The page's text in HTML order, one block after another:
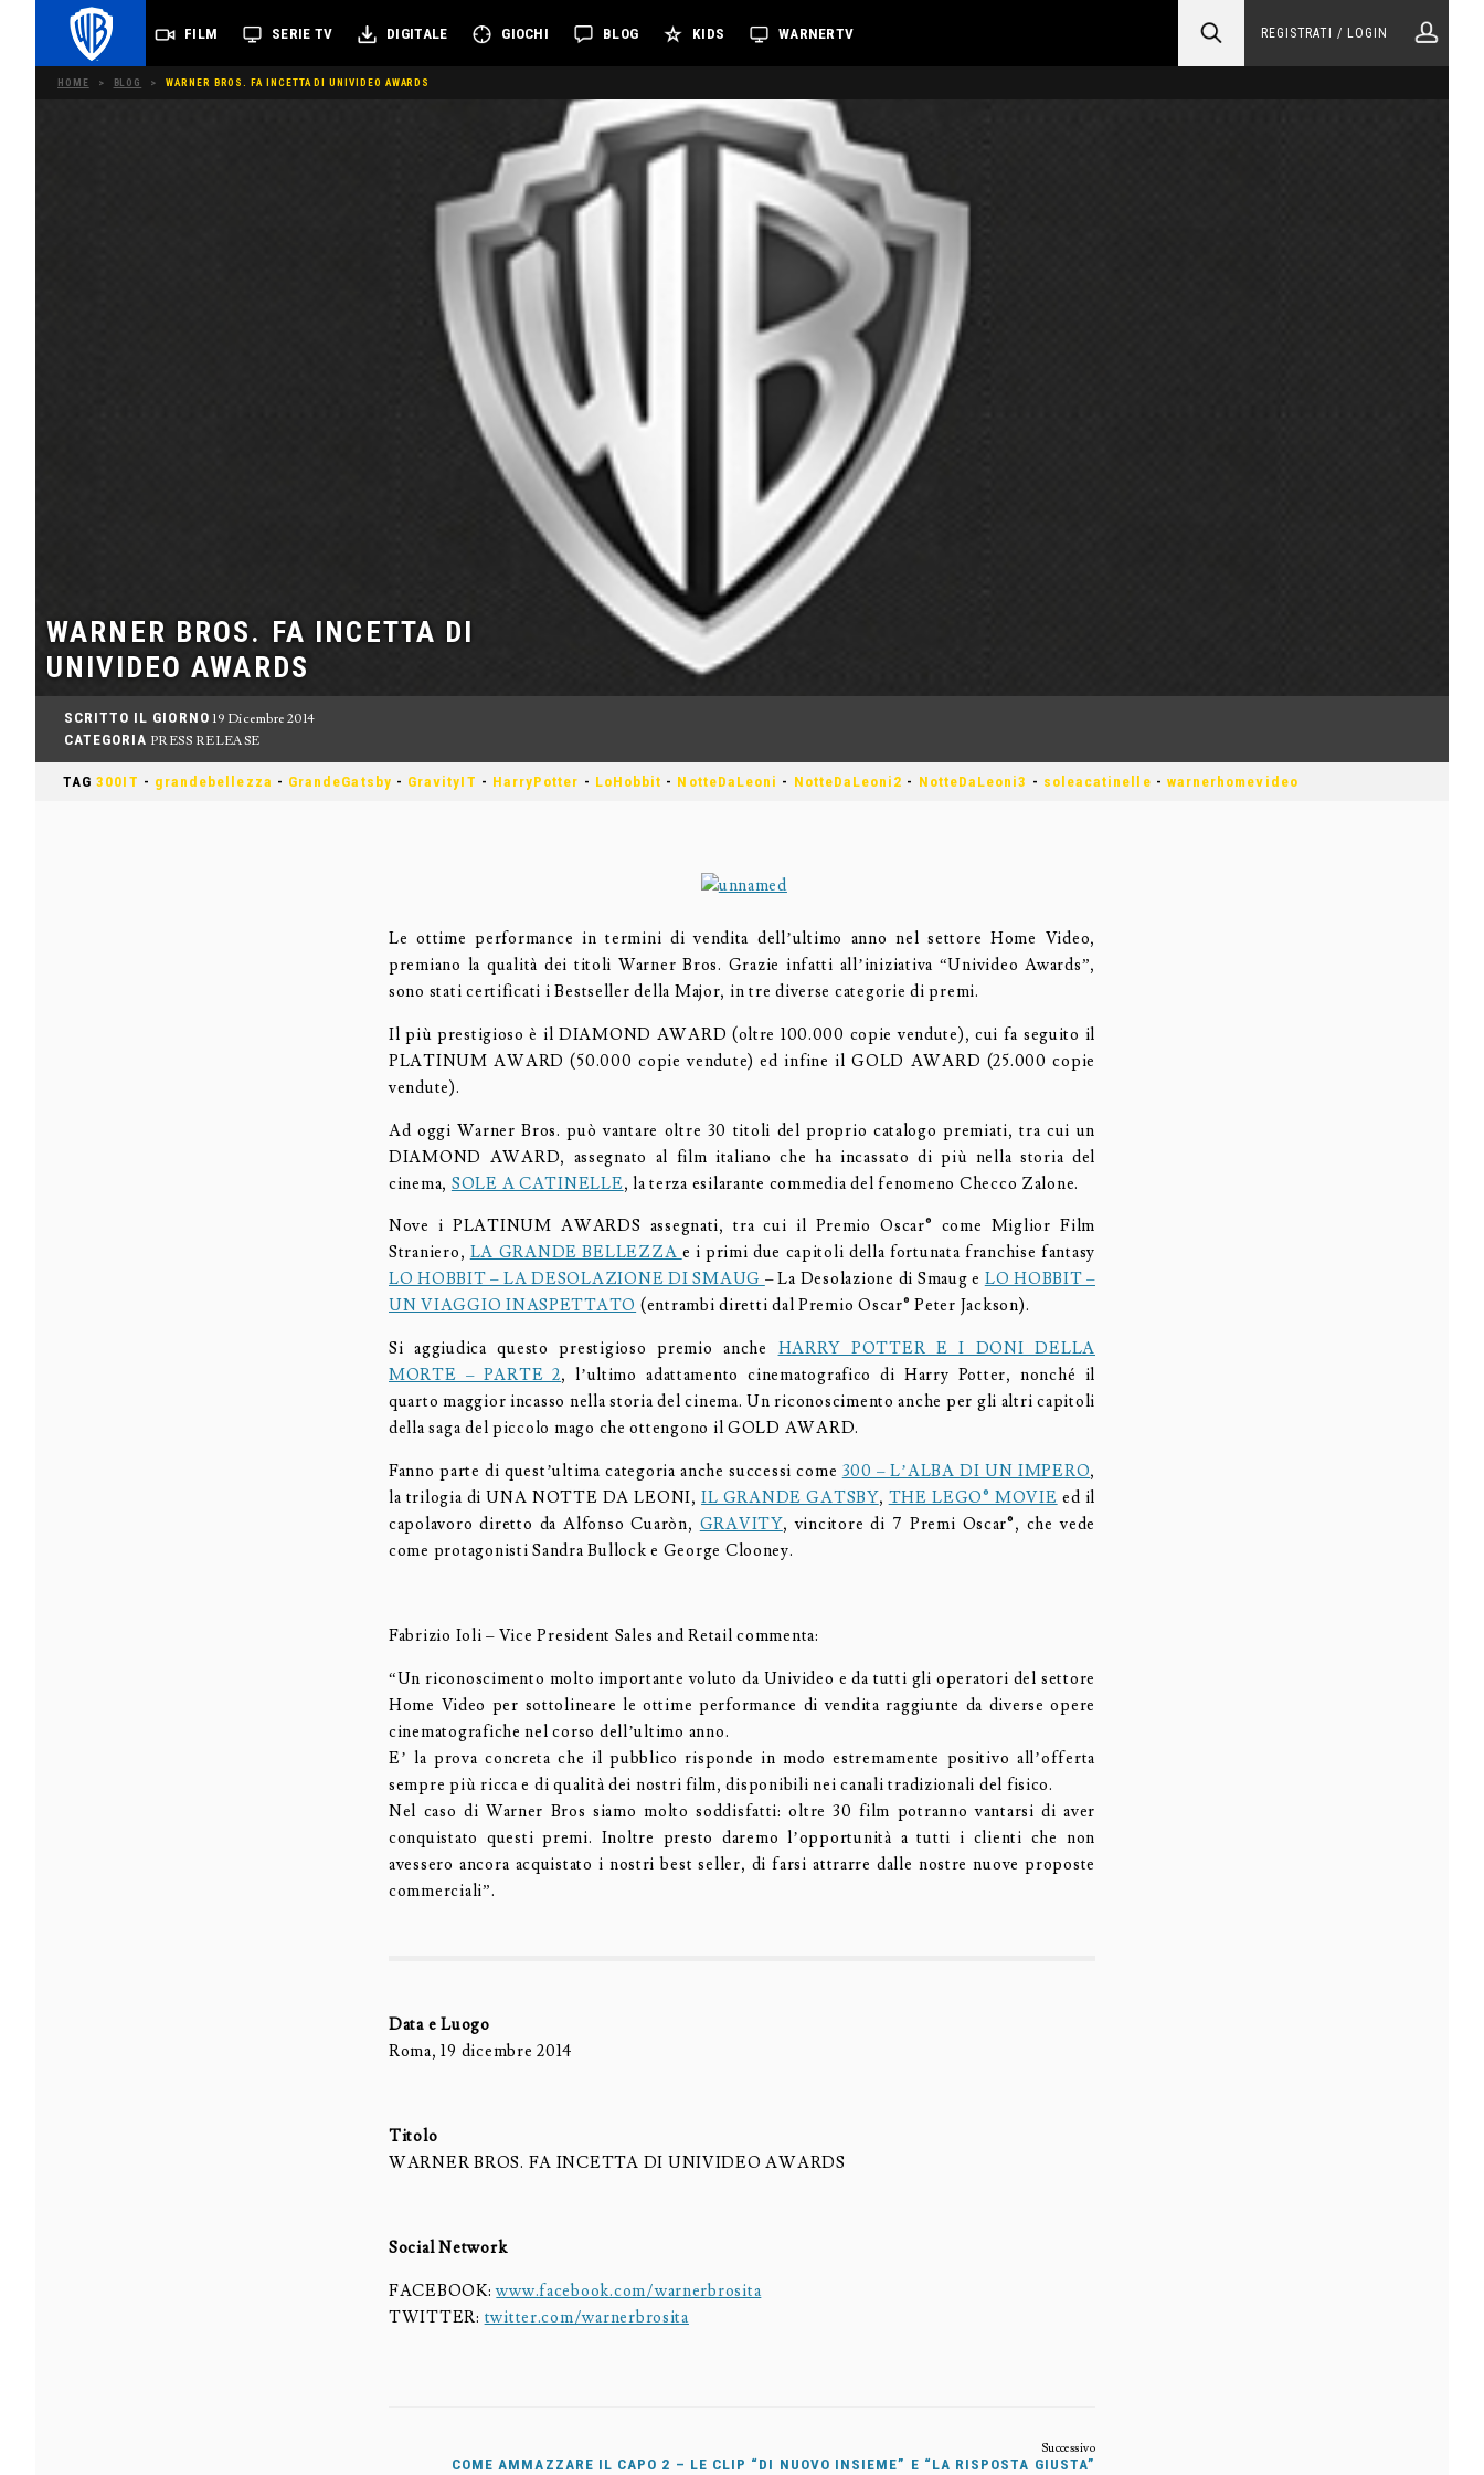
FILM SERIE TV DIGITALE GIOCHI BLOG KIDS WARNERTV REGISTRATI / LOGIN
HOME > BLOG > WARNER BROS. FA INCETTA DI UNIVIDEO AWARDS
WARNER BROS. FA INCETTA DI
UNIVIDEO AWARDS
SCRITTO IL GIORNO 19 Dicembre 2014
CATEGORIA PRESS RELEASE
TAG300IT - grandebellezza - GrandeGatsby - GravityIT - HarryPotter - LoHobbit - NotteDaLeoni - NotteDaLeoni2 - NotteDaLeoni3 - soleacatinelle - warnerhomevideo
Le ottime performance in termini di vendita dell’ultimo anno nel settore Home Video,
premiano la qualità dei titoli Warner Bros. Grazie infatti all’iniziativa “Univideo Awards”,
sono stati certificati i Bestseller della Major, in tre diverse categorie di premi.
Il più prestigioso è il DIAMOND AWARD (oltre 100.000 copie vendute), cui fa seguito il
PLATINUM AWARD (50.000 copie vendute) ed infine il GOLD AWARD (25.000 copie
vendute).
Ad oggi Warner Bros. può vantare oltre 30 titoli del proprio catalogo premiati, tra cui un
DIAMOND AWARD, assegnato al film italiano che ha incassato di più nella storia del
cinema, SOLE A CATINELLE, la terza esilarante commedia del fenomeno Checco Zalone.
Nove i PLATINUM AWARDS assegnati, tra cui il Premio Oscar® come Miglior Film
Straniero, LA GRANDE BELLEZZA e i primi due capitoli della fortunata franchise fantasy
LO HOBBIT – LA DESOLAZIONE DI SMAUG – La Desolazione di Smaug e LO HOBBIT –
UN VIAGGIO INASPETTATO (entrambi diretti dal Premio Oscar® Peter Jackson).
Si aggiudica questo prestigioso premio anche HARRY POTTER E I DONI DELLA
MORTE – PARTE 2, l’ultimo adattamento cinematografico di Harry Potter, nonché il
quarto maggior incasso nella storia del cinema. Un riconoscimento anche per gli altri capitoli
della saga del piccolo mago che ottengono il GOLD AWARD.
Fanno parte di quest’ultima categoria anche successi come 300 – L’ALBA DI UN IMPERO,
la trilogia di UNA NOTTE DA LEONI,IL GRANDE GATSBY, THE LEGO® MOVIE ed il
capolavoro diretto da Alfonso Cuaròn, GRAVITY, vincitore di 7 Premi Oscar®, che vede
come protagonisti Sandra Bullock e George Clooney.
Fabrizio Ioli – Vice President Sales and Retail commenta:
“Un riconoscimento molto importante voluto da Univideo e da tutti gli operatori del settore
Home Video per sottolineare le ottime performance di vendita raggiunte da diverse opere
cinematografiche nel corso dell’ultimo anno.
E’ la prova concreta che il pubblico risponde in modo estremamente positivo all’offerta
sempre più ricca e di qualità dei nostri film, disponibili nei canali tradizionali del fisico.
Nel caso di Warner Bros siamo molto soddisfatti: oltre 30 film potranno vantarsi di aver
conquistato questi premi. Inoltre presto daremo l’opportunità a tutti i clienti che non
avessero ancora acquistato i nostri best seller, di farsi attrarre dalle nostre nuove proposte
commerciali”.
Data e Luogo
Roma, 19 dicembre 2014
Titolo
WARNER BROS. FA INCETTA DI UNIVIDEO AWARDS
Social Network
FACEBOOK:www.facebook.com/warnerbrosita
TWITTER: twitter.com/warnerbrosita
COME AMMAZZARE IL CAPO 2 – LE CLIP “DI NUOVO INSIEME” E “LA RISPOSTA GIUSTA”